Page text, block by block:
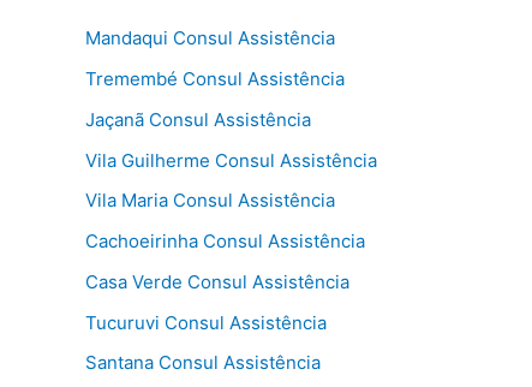
Mandaqui Consul Assistência
Tremembé Consul Assistência
Jaçanã Consul Assistência
Vila Guilherme Consul Assistência
Vila Maria Consul Assistência
Cachoeirinha Consul Assistência
Casa Verde Consul Assistência
Tucuruvi Consul Assistência
Santana Consul Assistência